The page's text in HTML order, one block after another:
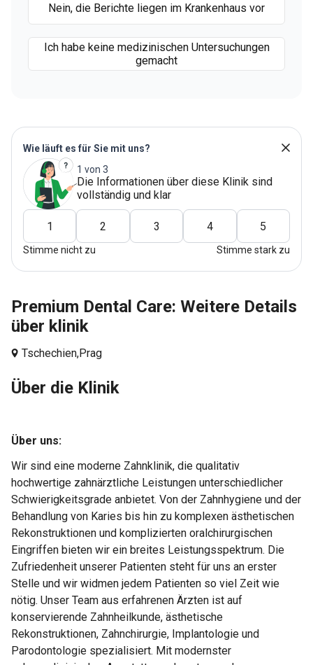
Nein, die Berichte liegen im Krankenhaus vor
Ich habe keine medizinischen Untersuchungen
gemacht
Wie läuft es für Sie mit uns?
1 von 3
Die Informationen über diese Klinik sind
vollständig und klar
1 2 3 4 5
Stimme nicht zu Stimme stark zu
Premium Dental Care: Weitere Details
über klinik
Tschechien,Prag
Über die Klinik
Über uns:
Wir sind eine moderne Zahnklinik, die qualitativ
hochwertige zahnärztliche Leistungen unterschiedlicher
Schwierigkeitsgrade anbietet. Von der Zahnhygiene und der
Behandlung von Karies bis hin zu komplexen ästhetischen
Rekonstruktionen und komplizierten oralchirurgischen
Eingriffen bieten wir ein breites Leistungsspektrum. Die
Zufriedenheit unserer Patienten steht für uns an erster
Stelle und wir widmen jedem Patienten so viel Zeit wie
nötig. Unser Team aus erfahrenen Ärzten ist auf
konservierende Zahnheilkunde, ästhetische
Rekonstruktionen, Zahnchirurgie, Implantologie und
Parodontologie spezialisiert. Mit modernster